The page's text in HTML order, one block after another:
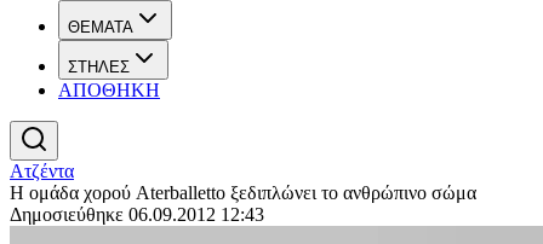
ΘΕΜΑΤΑ
ΣΤΗΛΕΣ
ΑΠΟΘΗΚΗ
Ατζέντα
H ομάδα χορού Aterballetto ξεδιπλώνει το ανθρώπινο σώμα
Δημοσιεύθηκε 06.09.2012 12:43